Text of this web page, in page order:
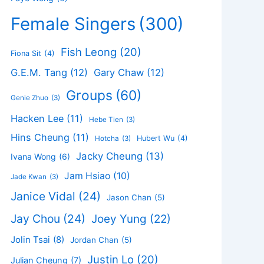
Female Singers (300)
Fiona Sit (4) Fish Leong (20)
G.E.M. Tang (12) Gary Chaw (12)
Genie Zhuo (3) Groups (60)
Hacken Lee (11) Hebe Tien (3)
Hins Cheung (11) Hotcha (3) Hubert Wu (4)
Ivana Wong (6) Jacky Cheung (13)
Jade Kwan (3) Jam Hsiao (10)
Janice Vidal (24) Jason Chan (5)
Jay Chou (24) Joey Yung (22)
Jolin Tsai (8) Jordan Chan (5)
Julian Cheung (7) Justin Lo (20)